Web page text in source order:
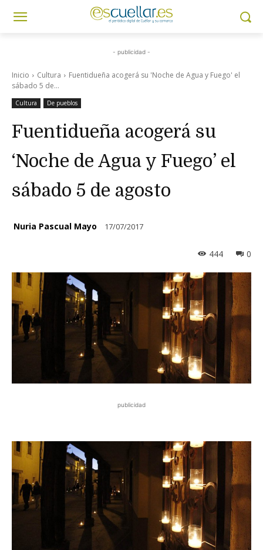
- publicidad -
Inicio Cultura
Fuentidueña acogerá su 'Noche de Agua y Fuego' el
sábado 5 de...
Cultura De pueblos
Fuentidueña acogerá su
‘Noche de Agua y Fuego’ el
sábado 5 de agosto
Nuria Pascual Mayo 17/07/2017
0
444
publicidad